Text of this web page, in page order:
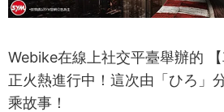
Webike在線上社交平臺舉辦的
正火熱進行中！這次由「ひろ」
乘故事！